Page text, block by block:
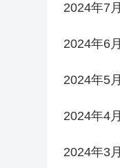
2024年7月
2024年6月
2024年5月
2024年4月
2024年3月